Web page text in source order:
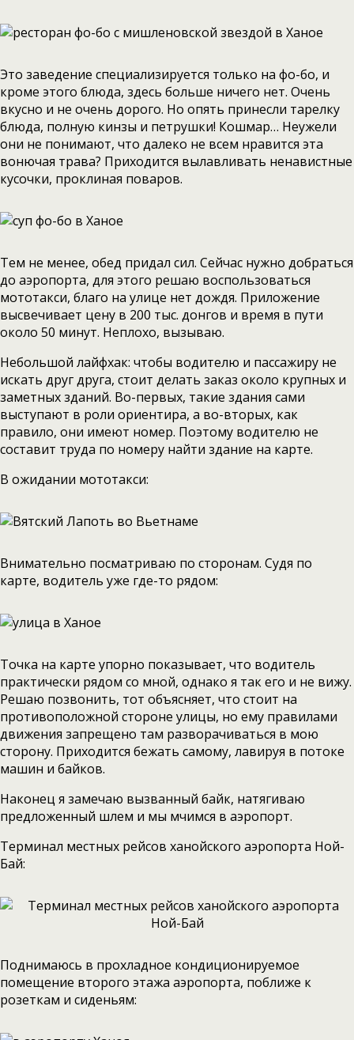
Это заведение специализируется только на фо-бо, и
кроме этого блюда, здесь больше ничего нет. Очень
вкусно и не очень дорого. Но опять принесли тарелку
блюда, полную кинзы и петрушки! Кошмар… Неужели
они не понимают, что далеко не всем нравится эта
вонючая трава? Приходится вылавливать ненавистные
кусочки, проклиная поваров.
Тем не менее, обед придал сил. Сейчас нужно добраться
до аэропорта, для этого решаю воспользоваться
мототакси, благо на улице нет дождя. Приложение
высвечивает цену в 200 тыс. донгов и время в пути
около 50 минут. Неплохо, вызываю.
Небольшой лайфхак: чтобы водителю и пассажиру не
искать друг друга, стоит делать заказ около крупных и
заметных зданий. Во-первых, такие здания сами
выступают в роли ориентира, а во-вторых, как
правило, они имеют номер. Поэтому водителю не
составит труда по номеру найти здание на карте.
В ожидании мототакси:
Внимательно посматриваю по сторонам. Судя по
карте, водитель уже где-то рядом:
Точка на карте упорно показывает, что водитель
практически рядом со мной, однако я так его и не вижу.
Решаю позвонить, тот объясняет, что стоит на
противоположной стороне улицы, но ему правилами
движения запрещено там разворачиваться в мою
сторону. Приходится бежать самому, лавируя в потоке
машин и байков.
Наконец я замечаю вызванный байк, натягиваю
предложенный шлем и мы мчимся в аэропорт.
Терминал местных рейсов ханойского аэропорта Ной-
Бай:
Поднимаюсь в прохладное кондиционируемое
помещение второго этажа аэропорта, поближе к
розеткам и сиденьям: